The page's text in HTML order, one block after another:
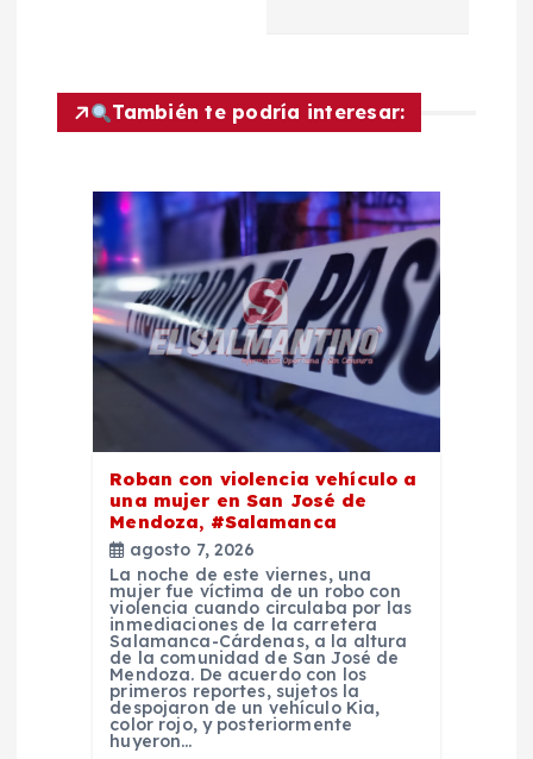
e
n
También te podría interesar:
Roban con violencia vehículo a
una mujer en San José de
Mendoza, #Salamanca
agosto 7, 2026
La noche de este viernes, una
mujer fue víctima de un robo con
violencia cuando circulaba por las
inmediaciones de la carretera
Salamanca-Cárdenas, a la altura
de la comunidad de San José de
Mendoza. De acuerdo con los
primeros reportes, sujetos la
despojaron de un vehículo Kia,
color rojo, y posteriormente
huyeron…